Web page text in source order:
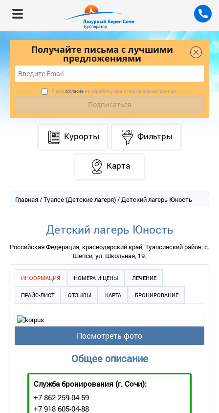
Получайте письма с лучшими
предложениями
Я даюсогласие на обработку своих персональных данных.
Курорты Фильтры
Карта
Главная/Туапсе (Детские лагеря)/ Детский лагерь Юность
Детский лагерь Юность
Российская Федерация, краснодарский край, Туапсинский район, с.
Шепси, ул. Школьная, 19.
ИНФОРМАЦИЯ НОМЕРА И ЦЕНЫ ЛЕЧЕНИЕ
ПРАЙС-ЛИСТ ОТЗЫВЫ КАРТА БРОНИРОВАНИЕ
Посмотреть фото
Общее описание
Служба бронирования (г. Сочи):
+7 862 259-04-59
+7 918 605-04-88